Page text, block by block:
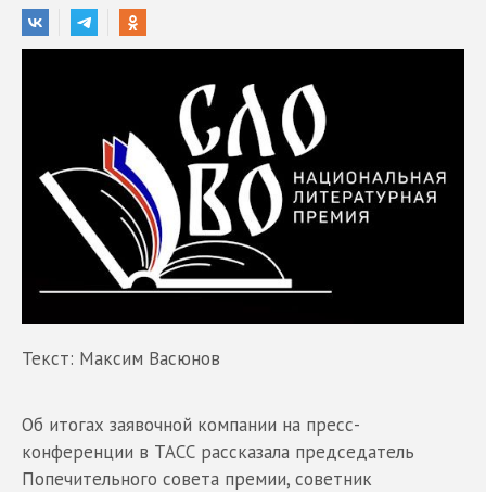
Текст: Максим Васюнов
Об итогах заявочной компании на пресс-
конференции в ТАСС рассказала председатель
Попечительного совета премии, советник